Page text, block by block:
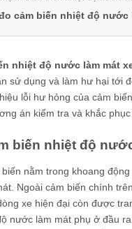
cảm biến nhiệt độ nước
nhiệt độ nước làm mát
sử dụng và làm hư hại tới
lỗi hư hỏng của cảm
án kiểm tra và khắc
biến nhiệt độ
nằm trong khoang
Ngoài cảm biến chính
xe hiện đại còn được
nước làm mát phụ ở đầu